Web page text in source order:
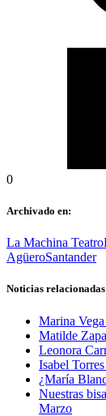
0
Archivado en:
La Machina Teatro
AgüeroSantander
Noticias
Marina Vega
Matilde
Leonora
Isabel
¿María
Nuestras
Marzo